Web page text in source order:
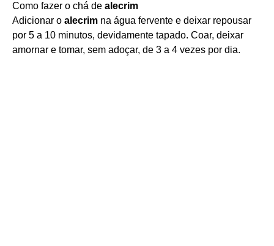
Como fazer o chá de alecrim
Adicionar o alecrim na água fervente e deixar repousar
por 5 a 10 minutos, devidamente tapado. Coar, deixar
amornar e tomar, sem adoçar, de 3 a 4 vezes por dia.